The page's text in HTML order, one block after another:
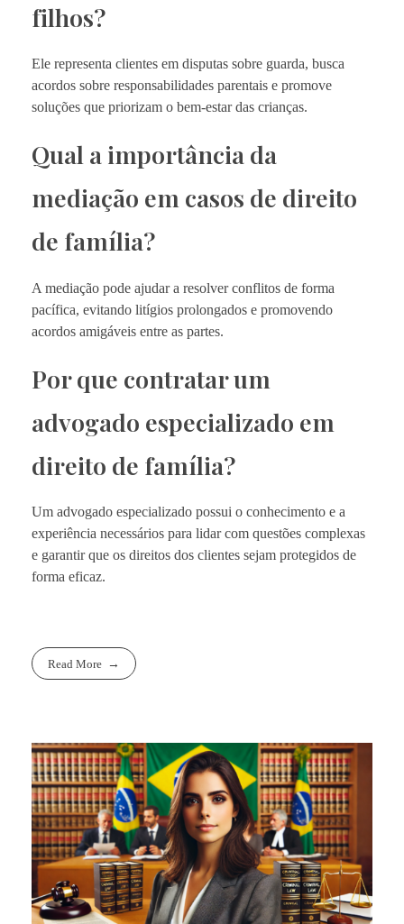
filhos?
Ele representa clientes em disputas sobre guarda, busca
acordos sobre responsabilidades parentais e promove
soluções que priorizam o bem-estar das crianças.
Qual a importância da
mediação em casos de direito
de família?
A mediação pode ajudar a resolver conflitos de forma
pacífica, evitando litígios prolongados e promovendo
acordos amigáveis entre as partes.
Por que contratar um
advogado especializado em
direito de família?
Um advogado especializado possui o conhecimento e a
experiência necessários para lidar com questões complexas
e garantir que os direitos dos clientes sejam protegidos de
forma eficaz.
Read More